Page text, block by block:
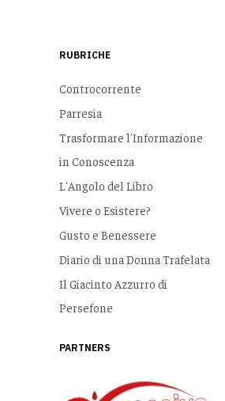
RUBRICHE
Controcorrente
Parresia
Trasformare l'Informazione
in Conoscenza
L'Angolo del Libro
Vivere o Esistere?
Gusto e Benessere
Diario di una Donna Trafelata
Il Giacinto Azzurro di
Persefone
PARTNERS